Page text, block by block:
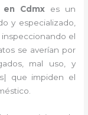
en Cdmx
es un
y especializado,
el
se averían por
mal uso, y
que impiden el